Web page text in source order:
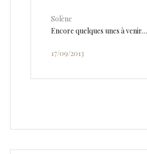
Solène
Encore quelques unes à venir…
17/09/2013